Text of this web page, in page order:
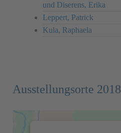
und Diserens, Erika
Leppert, Patrick
Kula, Raphaela
Ausstellungsorte 2018